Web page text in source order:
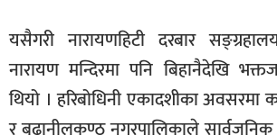
यसैगरी नारायणहिटी दरबार
नारायण मन्दिरमा पनि बिहानैदेखि
थियो । हरिबोधिनी एकादशीका अवसरमा